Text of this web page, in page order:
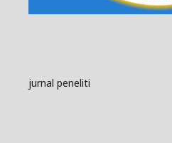
jurnal peneliti